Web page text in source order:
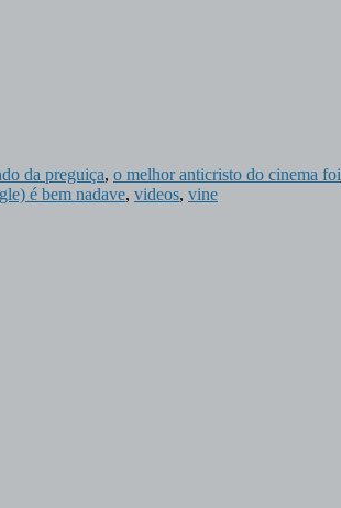
da preguiça, o melhor anticristo do cinema foi
é bem nadave, videos, vine